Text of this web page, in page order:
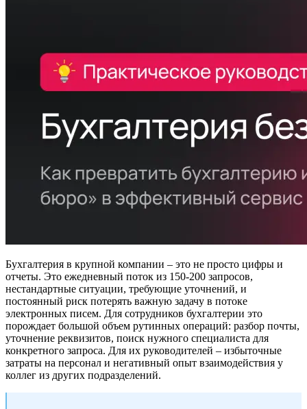
Бухгалтерия в крупной компании – это не просто цифры и
отчеты. Это ежедневный поток из 150-200 запросов,
нестандартные ситуации, требующие уточнений, и
постоянный риск потерять важную задачу в потоке
электронных писем. Для сотрудников бухгалтерии это
порождает большой объем рутинных операций: разбор почты,
уточнение реквизитов, поиск нужного специалиста для
конкретного запроса. Для их руководителей – избыточные
затраты на персонал и негативный опыт взаимодействия у
коллег из других подразделений.